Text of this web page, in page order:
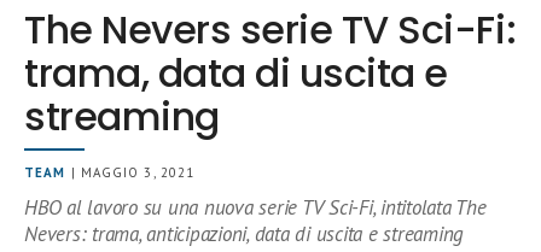
The Nevers serie TV Sci-Fi:
trama, data di uscita e
streaming
TEAM | MAGGIO 3, 2021
HBO al lavoro su una nuova serie TV Sci-Fi, intitolata The
Nevers: trama, anticipazioni, data di uscita e streaming